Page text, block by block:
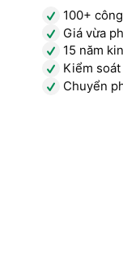
100+
Giá vừa
15 năm
Kiểm
Chuyển